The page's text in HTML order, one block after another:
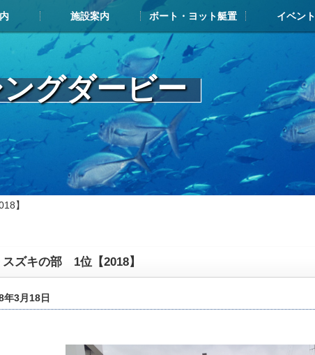
施設案内
施設案内TOP
施設案内 艇置・給油メンテナンス施設
レストラン・カフェ
マリンショップ
その他ヨットハーバー内施設
ボート・ヨット展示艇情報
ボート・ヨット艇置
お申込み・搬入の流れ
艇置料金
解約について
メンテナンスについて
よくある質問
イベント
グダービー
】
スズキの部 1位【2018】
年3月18日